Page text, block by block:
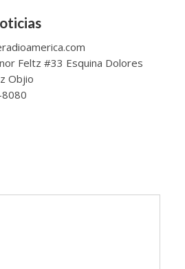
Feltz #33 Esquina Dolores
Objio